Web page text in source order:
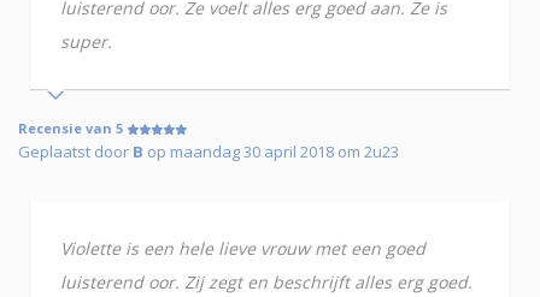
luisterend oor. Ze voelt alles erg goed aan. Ze is
super.
Recensie van 5
Geplaatst door B op maandag 30 april 2018 om 2u23
Violette is een hele lieve vrouw met een goed
luisterend oor. Zij zegt en beschrijft alles erg goed.